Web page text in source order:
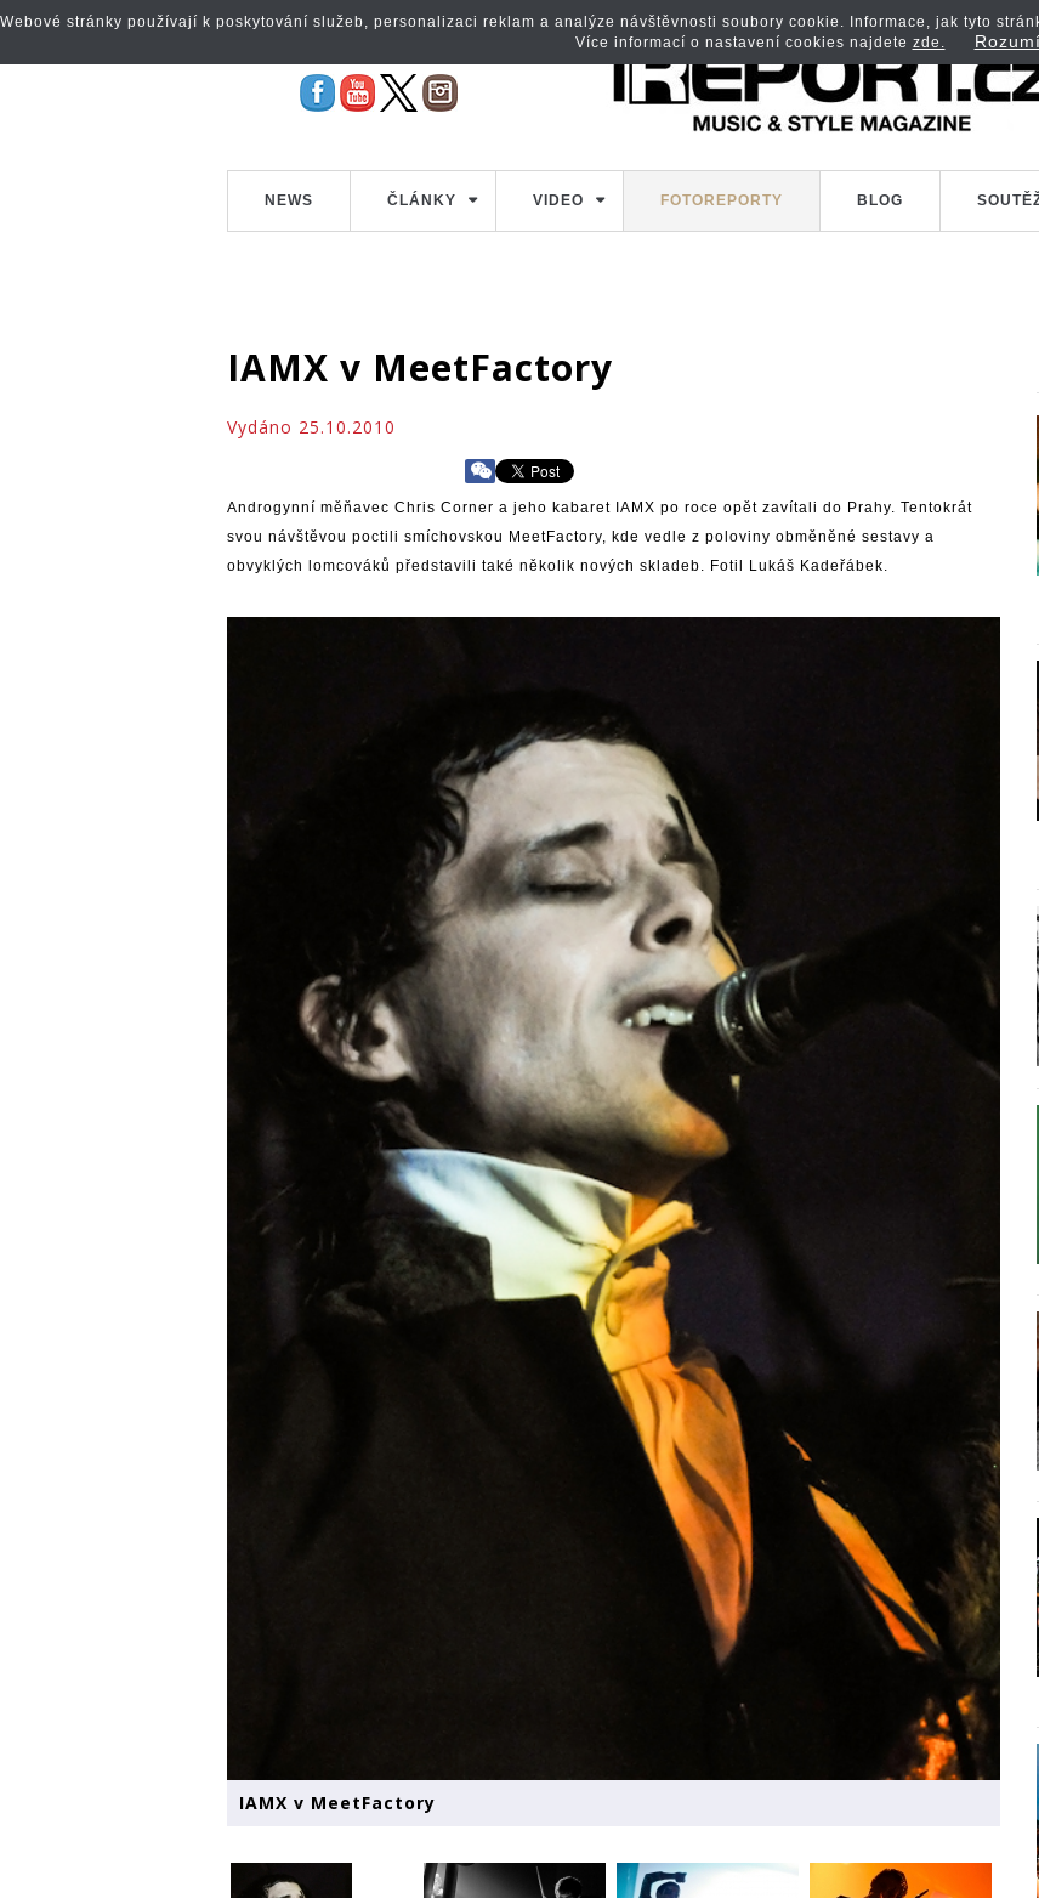
NEWS ČLÁNKY VIDEO FOTOREPORTY BLOG
IAMX v MeetFactory
Vydáno 25.10.2010
Androgynní měňavec Chris Corner a jeho kabaret IAMX po roce opět zavítali do Prahy. Tentokrát
svou návštěvou poctili smíchovskou MeetFactory, kde vedle z poloviny obměněné sestavy a
obvyklých lomcováků představili také několik nových skladeb. Fotil Lukáš Kadeřábek.
IAMX v MeetFactory
Webové stránky používají k poskytování služeb, personalizaci reklam a analýze návštěvnosti soubory cookie. Informace, jak tyto
Více informací o nastavení cookies najdete zde.